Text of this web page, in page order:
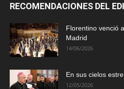
RECOMENDACIONES DEL
Florentino venció
Madrid
14/06/2026
En sus cielos
12/05/2026